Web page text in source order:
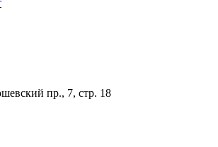
пр., 7, стр. 18